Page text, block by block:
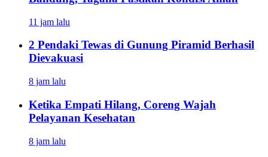
11 jam lalu
2 Pendaki Tewas di Gunung Piramid Berhasil
Dievakuasi
8 jam lalu
Ketika Empati Hilang, Coreng Wajah
Pelayanan Kesehatan
8 jam lalu